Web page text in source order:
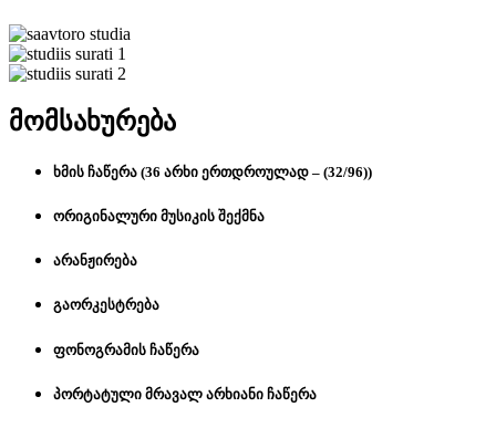
მომსახურება
ხმის ჩაწერა (36 არხი ერთდროულად – (32/96))
ორიგინალური მუსიკის შექმნა
არანჟირება
გაორკესტრება
ფონოგრამის ჩაწერა
პორტატული მრავალ არხიანი ჩაწერა